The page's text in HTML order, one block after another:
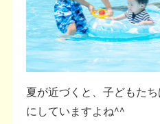
夏が近づくと、子どもた
にしていますよね^^